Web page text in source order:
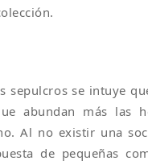
sepulcros se intuye
abundan más las
Al no existir una
de pequeñas